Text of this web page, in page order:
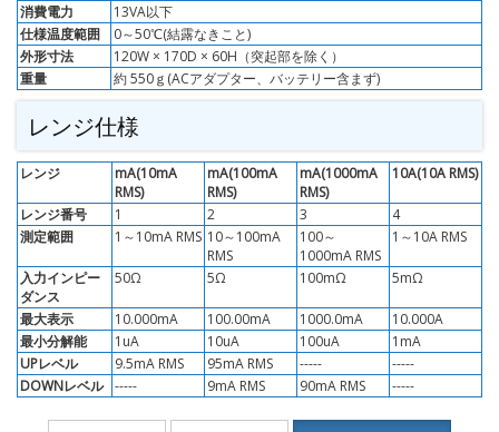
消費電力
13VA以下
仕様温度範囲
0～50℃(結露なきこと)
外形寸法
120W × 170D × 60H（突起部を除く）
重量
約 550ｇ(ACアダプター、バッテリー含まず)
レンジ仕様
レンジ
mA(10mA
RMS)
mA(100mA
RMS)
mA(1000mA
RMS)
10A(10A RMS)
レンジ番号 1 2 3
4
測定範囲
1～10mA RMS 10～100mA
RMS
100～
1000mA RMS
1～10A RMS
入力インピー
ダンス
50Ω 5Ω 100mΩ 5mΩ
最大表示 10.000mA 100.00mA 1000.0mA
10.000A
最小分解能
1uA 10uA 100uA
1mA
UPレベル
9.5mA RMS 95mA RMS -----
-----
DOWNレベル ----- 9mA RMS 90mA RMS -----